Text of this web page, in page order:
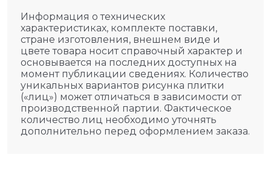
Информация о технических
характеристиках, комплекте поставки,
стране изготовления, внешнем виде и
цвете товара носит справочный характер и
основывается на последних доступных на
момент публикации сведениях. Количество
уникальных вариантов рисунка плитки
(«лиц») может отличаться в зависимости от
производственной партии. Фактическое
количество лиц необходимо уточнять
дополнительно перед оформлением заказа.